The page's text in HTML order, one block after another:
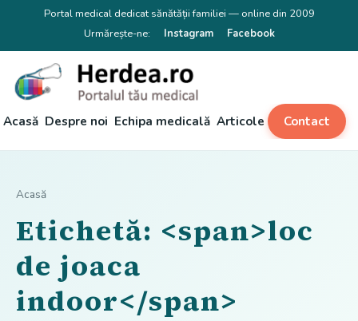
Portal medical dedicat sănătății familiei — online din 2009
Urmărește-ne:
Instagram Facebook
Acasă Despre noi Echipa medicală Articole Contact
Acasă
Etichetă: <span>loc
de joaca
indoor</span>